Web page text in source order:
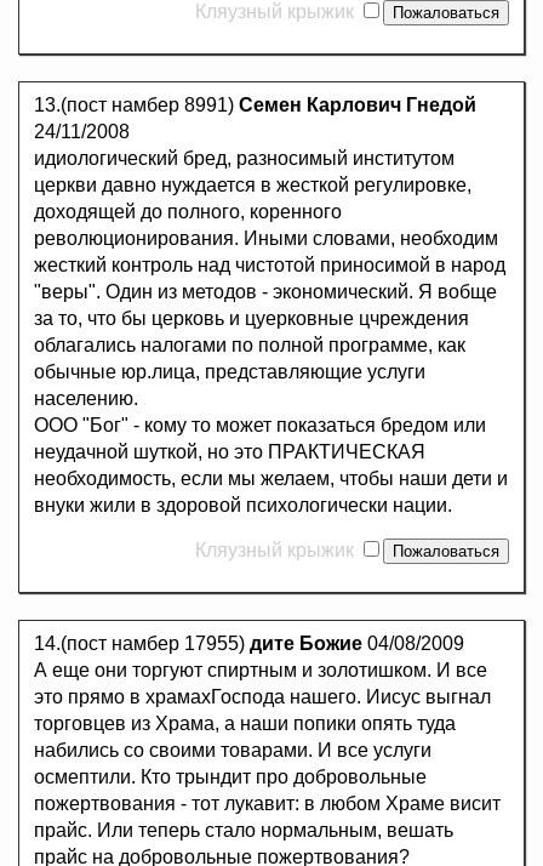
Кляузный крыжик
13.(пост намбер 8991) Семен Карлович Гнедой
24/11/2008
идиологический бред, разносимый институтом
церкви давно нуждается в жесткой регулировке,
доходящей до полного, коренного
революционирования. Иными словами, необходим
жесткий контроль над чистотой приносимой в народ
"веры". Один из методов - экономический. Я вобще
за то, что бы церковь и цуерковные цчреждения
облагались налогами по полной программе, как
обычные юр.лица, представляющие услуги
населению.
ООО "Бог" - кому то может показаться бредом или
неудачной шуткой, но это ПРАКТИЧЕСКАЯ
необходимость, если мы желаем, чтобы наши дети и
внуки жили в здоровой психологически нации.
Кляузный крыжик
14.(пост намбер 17955) дите Божие 04/08/2009
А еще они торгуют спиртным и золотишком. И все
это прямо в храмахГоспода нашего. Иисус выгнал
торговцев из Храма, а наши попики опять туда
набились со своими товарами. И все услуги
осмептили. Кто трындит про добровольные
пожертвования - тот лукавит: в любом Храме висит
прайс. Или теперь стало нормальным, вешать
прайс на добровольные пожертвования?